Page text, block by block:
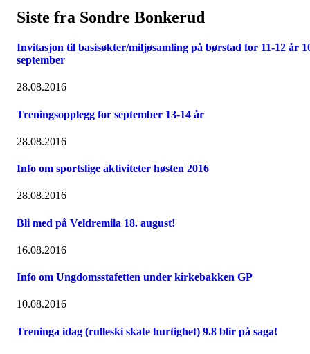
Siste fra Sondre Bonkerud
Invitasjon til basisøkter/miljøsamling på børstad for 11-12 år
september
28.08.2016
Treningsopplegg for september 13-14 år
28.08.2016
Info om sportslige aktiviteter høsten 2016
28.08.2016
Bli med på Veldremila 18. august!
16.08.2016
Info om Ungdomsstafetten under kirkebakken GP
10.08.2016
Treninga idag (rulleski skate hurtighet) 9.8 blir på saga!